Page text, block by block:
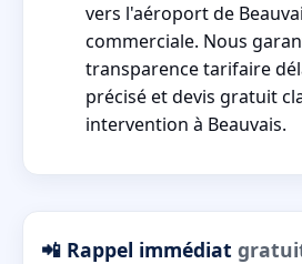
vers l'aéroport de
commerciale. Nous
transparence tarifaire
précisé et devis gratuit
intervention à Beauvais.
📲 Rappel immédiat